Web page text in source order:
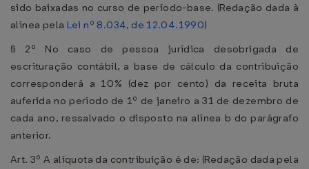
sido baixadas no curso de período-base. (Redação dada à
alínea pela Lei nº 8.034, de 12.04.1990)
§ 2º No caso de pessoa jurídica desobrigada de
escrituração contábil, a base de cálculo da contribuição
corresponderá a 10% (dez por cento) da receita bruta
auferida no período de 1º de janeiro a 31 de dezembro de
cada ano, ressalvado o disposto na alínea b do parágrafo
anterior.
Art. 3º A alíquota da contribuição é de: (Redação dada pela